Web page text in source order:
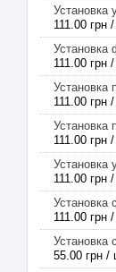
Установка
111.00 грн
Установка
111.00 грн
Установка
111.00 грн
Установка
111.00 грн
Установка
111.00 грн
Установка
111.00 грн
Установка
55.00 грн /